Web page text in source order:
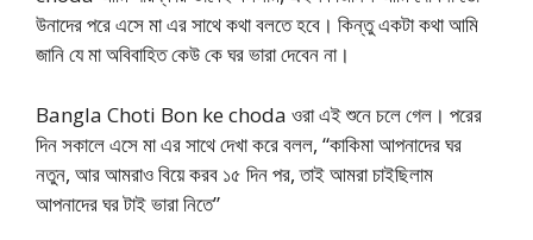
উনাদের পরে এসে মা এর সাথে কথা বলতে হবে। কিন্তু একটা কথা আমি
জানি যে মা অবিবাহিত কেউ কে ঘর ভারা দেবেন না।
Bangla Choti Bon ke choda ওরা এই শুনে চলে গেল। পরের
দিন সকালে এসে মা এর সাথে দেখা করে বলল, “কাকিমা আপনাদের ঘর
নতুন, আর আমরাও বিয়ে করব ১৫ দিন পর, তাই আমরা চাইছিলাম
আপনাদের ঘর টাই ভারা নিতে”